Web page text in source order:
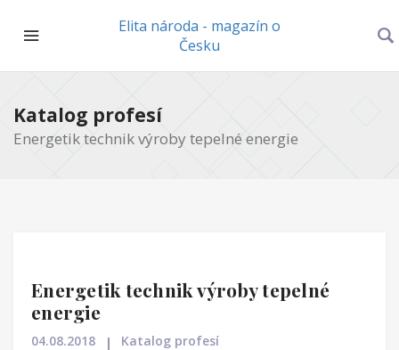
Elita národa - magazín o
Česku
Katalog profesí
Energetik technik výroby tepelné energie
Energetik technik výroby tepelné
energie
04.08.2018 Katalog profesí